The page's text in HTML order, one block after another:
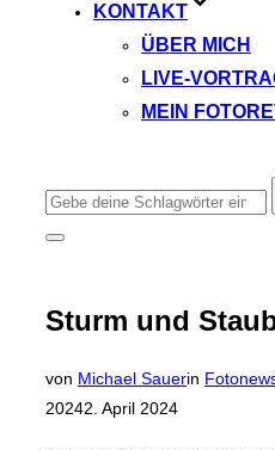
KONTAKT
ÜBER MICH
LIVE-
MEIN
Suchen
nach:
Seitenleiste
Sturm und
von Michael Sauerin
20242. April 2024